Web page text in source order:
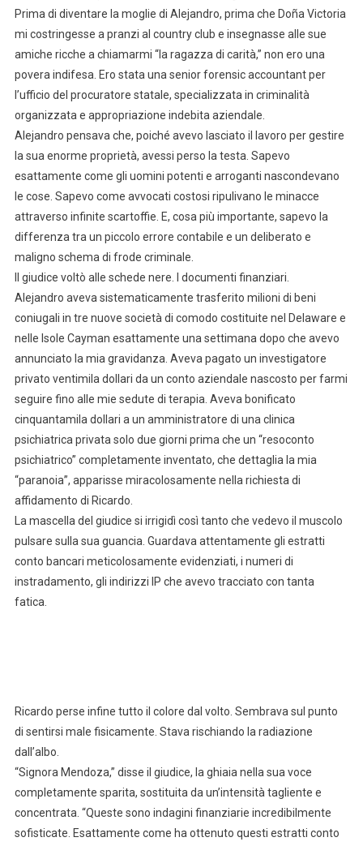
Prima di diventare la moglie di Alejandro, prima che Doña Victoria
mi costringesse a pranzi al country club e insegnasse alle sue
amiche ricche a chiamarmi “la ragazza di carità,” non ero una
povera indifesa. Ero stata una senior forensic accountant per
l’ufficio del procuratore statale, specializzata in criminalità
organizzata e appropriazione indebita aziendale.
Alejandro pensava che, poiché avevo lasciato il lavoro per gestire
la sua enorme proprietà, avessi perso la testa. Sapevo
esattamente come gli uomini potenti e arroganti nascondevano
le cose. Sapevo come avvocati costosi ripulivano le minacce
attraverso infinite scartoffie. E, cosa più importante, sapevo la
differenza tra un piccolo errore contabile e un deliberato e
maligno schema di frode criminale.
Il giudice voltò alle schede nere. I documenti finanziari.
Alejandro aveva sistematicamente trasferito milioni di beni
coniugali in tre nuove società di comodo costituite nel Delaware e
nelle Isole Cayman esattamente una settimana dopo che avevo
annunciato la mia gravidanza. Aveva pagato un investigatore
privato ventimila dollari da un conto aziendale nascosto per farmi
seguire fino alle mie sedute di terapia. Aveva bonificato
cinquantamila dollari a un amministratore di una clinica
psichiatrica privata solo due giorni prima che un “resoconto
psichiatrico” completamente inventato, che dettaglia la mia
“paranoia”, apparisse miracolosamente nella richiesta di
affidamento di Ricardo.
La mascella del giudice si irrigidì così tanto che vedevo il muscolo
pulsare sulla sua guancia. Guardava attentamente gli estratti
conto bancari meticolosamente evidenziati, i numeri di
instradamento, gli indirizzi IP che avevo tracciato con tanta
fatica.
Ricardo perse infine tutto il colore dal volto. Sembrava sul punto
di sentirsi male fisicamente. Stava rischiando la radiazione
dall’albo.
“Signora Mendoza,” disse il giudice, la ghiaia nella sua voce
completamente sparita, sostituita da un’intensità tagliente e
concentrata. “Queste sono indagini finanziarie incredibilmente
sofisticate. Esattamente come ha ottenuto questi estratti conto